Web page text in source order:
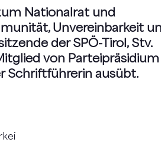
Nationalrat und
Unvereinbarkeit
der SPÖ-Tirol, Stv.
von
Schriftführerin ausübt.